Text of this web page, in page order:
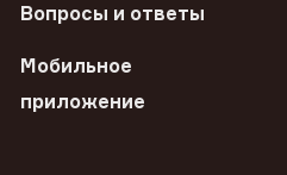
Вопросы и ответы
Мобильное
приложение